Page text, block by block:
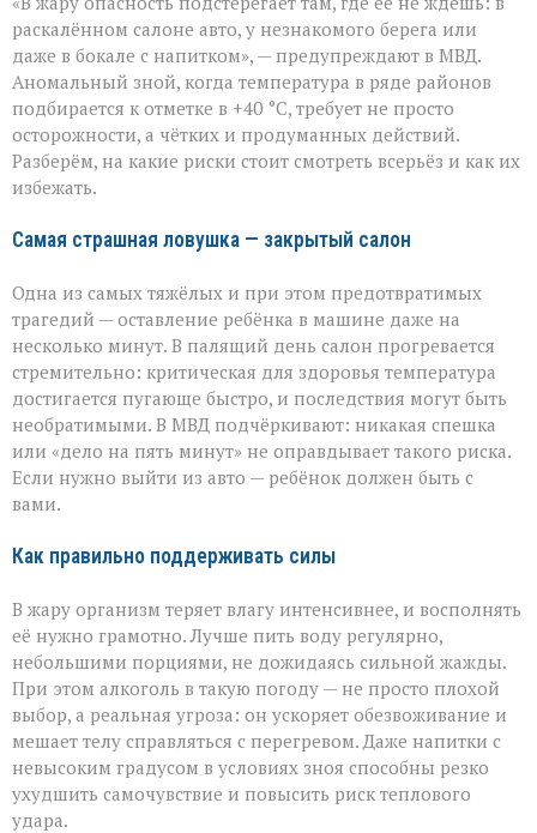
прощает
легкомыслия»:
МВД — о
том,
как
уберечь
себя
и
раскалённом салоне авто, у незнакомого берега или
даже в бокале с напитком», — предупреждают в МВД.
Аномальный зной, когда температура в ряде районов
подбирается к отметке в +40 °C, требует не просто
осторожности, а чётких и продуманных действий.
Разберём, на какие риски стоит смотреть всерьёз и как их
избежать.
Самая страшная ловушка — закрытый салон
Одна из самых тяжёлых и при этом предотвратимых
трагедий — оставление ребёнка в машине даже на
несколько минут. В палящий день салон прогревается
стремительно: критическая для здоровья температура
достигается пугающе быстро, и последствия могут быть
необратимыми. В МВД подчёркивают: никакая спешка
или «дело на пять минут» не оправдывает такого риска.
Если нужно выйти из авто — ребёнок должен быть с
вами.
Как правильно поддерживать силы
В жару организм теряет влагу интенсивнее, и восполнять
её нужно грамотно. Лучше пить воду регулярно,
небольшими порциями, не дожидаясь сильной жажды.
При этом алкоголь в такую погоду — не просто плохой
выбор, а реальная угроза: он ускоряет обезвоживание и
мешает телу справляться с перегревом. Даже напитки с
невысоким градусом в условиях зноя способны резко
ухудшить самочувствие и повысить риск теплового
удара.